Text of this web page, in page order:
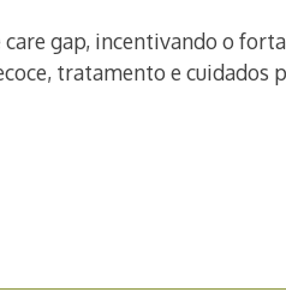
gap, incentivando o
tratamento e cuidados